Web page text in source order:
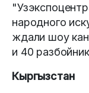
народного
ждали шоу
и 40
Кыргызстан